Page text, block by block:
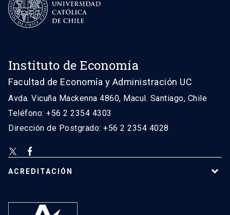
Instituto de Economía
Facultad de Economía y Administración UC
Avda. Vicuña Mackenna 4860, Macul. Santiago, Chile
Teléfono: +56 2 2354 4303
Dirección de Postgrado: +56 2 2354 4028
ACREDITACIÓN